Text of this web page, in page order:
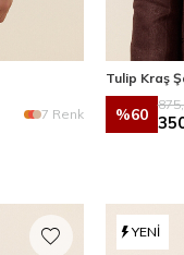
7 Renk
Tulip Kraş
%60
YENI